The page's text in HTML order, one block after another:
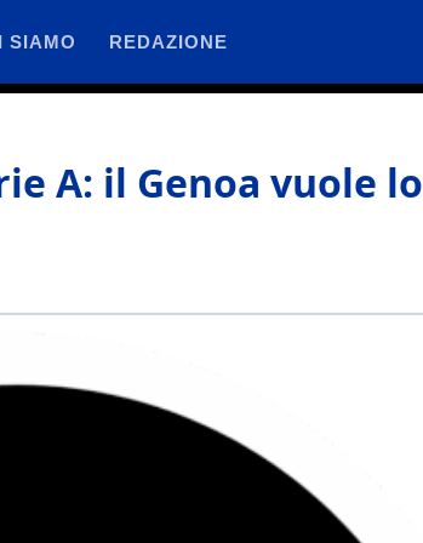
SIAMO REDAZIONE
A: il Genoa vuole lo